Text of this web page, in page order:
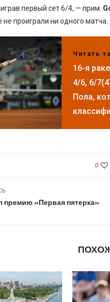
первый сет 6/4, — прим.
проиграли ни одного
Читать
16-я
4/6, 6/
Пола,
0
премию «Первая пятерка»